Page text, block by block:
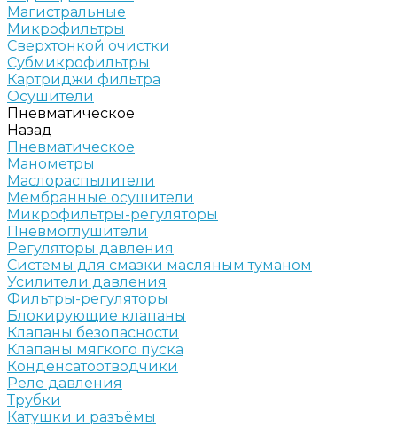
Магистральные
Микрофильтры
Сверхтонкой очистки
Субмикрофильтры
Картриджи фильтра
Осушители
Пневматическое
Назад
Пневматическое
Манометры
Маслораспылители
Мембранные осушители
Микрофильтры-регуляторы
Пневмоглушители
Регуляторы давления
Системы для смазки масляным туманом
Усилители давления
Фильтры-регуляторы
Блокирующие клапаны
Клапаны безопасности
Клапаны мягкого пуска
Конденсатоотводчики
Реле давления
Трубки
Катушки и разъёмы